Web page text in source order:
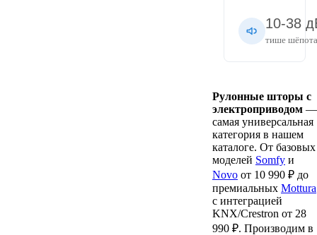
10-38
тише шёпота
Рулонные шторы с
электроприводом —
самая универсальная
категория в нашем
каталоге. От базовых
моделей Somfy и
Novo от 10 990 ₽ до
премиальных Mottura
с интеграцией
KNX/Crestron от 28
990 ₽. Производим в